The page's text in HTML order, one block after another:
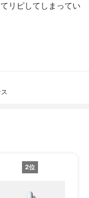
リピしてしまってい
2位